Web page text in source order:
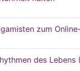
zum
des Lebens